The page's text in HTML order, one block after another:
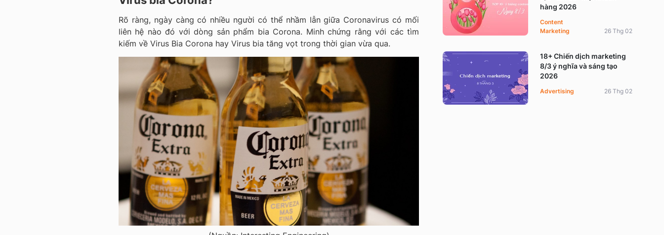
Rõ ràng, ngày càng có nhiều người có thể nhầm lẫn giữa Coronavirus có mối
liên hệ nào đó với dòng sản phẩm bia Corona. Minh chứng rằng với các tìm
kiếm về Virus Bia Corona hay Virus bia tăng vọt trong thời gian vừa qua.
hàng 2026
Content
Marketing
26 Thg 02
18+ Chiến dịch marketing
8/3 ý nghĩa và sáng tạo
2026
Advertising 26 Thg 02